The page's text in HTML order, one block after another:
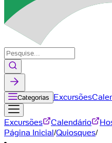
Categorias Excursões
Excursões Calendário
Página Inicial/Quiosques/